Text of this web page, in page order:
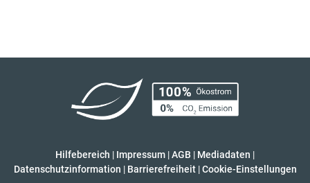
Hilfebereich | Impressum |AGB | Mediadaten |
Datenschutzinformation | Barrierefreiheit | Cookie-Einstellungen